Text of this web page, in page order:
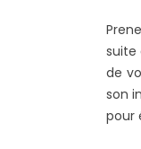
suite
de
son
pour